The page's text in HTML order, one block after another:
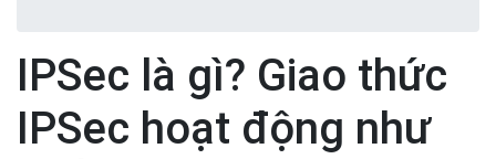
IPSec là gì? Giao thức
IPSec hoạt động như